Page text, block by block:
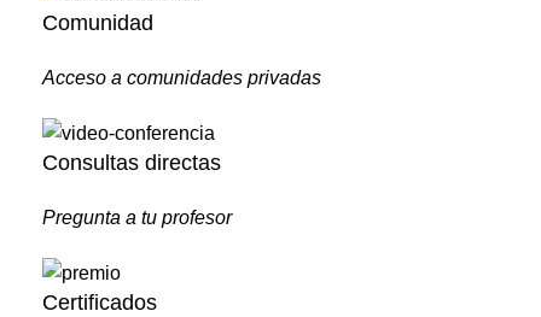
Comunidad
Acceso a comunidades privadas
Consultas directas
Pregunta a tu profesor
Certificados